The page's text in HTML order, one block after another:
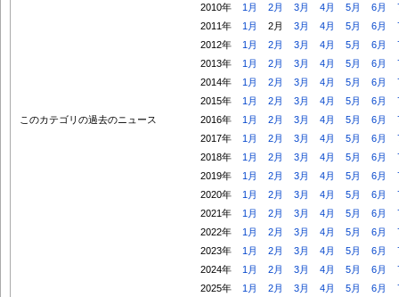
このカテゴリの過去のニュース
2010年 1月 2月 3月 4月 5月 6月
2011年
1月 2月 3月 4月 5月 6月
2012年
1月 2月 3月 4月 5月 6月
2013年
1月 2月 3月 4月 5月 6月
2014年
1月 2月 3月 4月 5月 6月
2015年
1月 2月 3月 4月 5月 6月
2016年
1月 2月 3月 4月 5月 6月
2017年
1月 2月 3月 4月 5月 6月
2018年
1月 2月 3月 4月 5月 6月
2019年
1月 2月 3月 4月 5月 6月
2020年
1月 2月 3月 4月 5月 6月
2021年
1月 2月 3月 4月 5月 6月
2022年
1月 2月 3月 4月 5月 6月
2023年
1月 2月 3月 4月 5月 6月
2024年
1月 2月 3月 4月 5月 6月
2025年
1月 2月 3月 4月 5月 6月